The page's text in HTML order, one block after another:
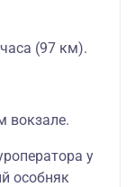
(97 км).
вокзале.
у
особняк